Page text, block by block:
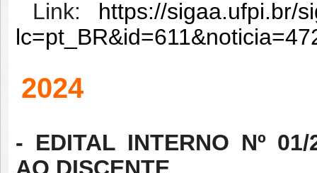
Link: https://sigaa.ufpi.br/
2024
- EDITAL INTERNO Nº